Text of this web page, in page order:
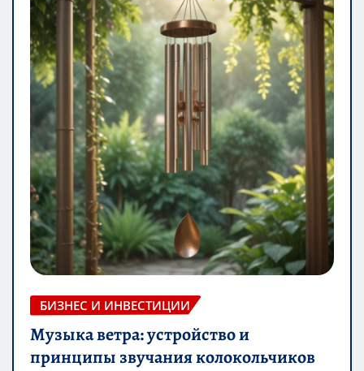
БИЗНЕС И ИНВЕСТИЦИИ
Музыка ветра: устройство и
принципы звучания колокольчиков